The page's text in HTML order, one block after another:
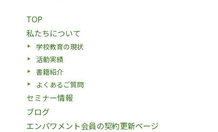
TOP
私たちについて
学校教育の現状
活動実績
書籍紹介
よくあるご質問
セミナー情報
ブログ
エンパワメント会員の契約更新ページ